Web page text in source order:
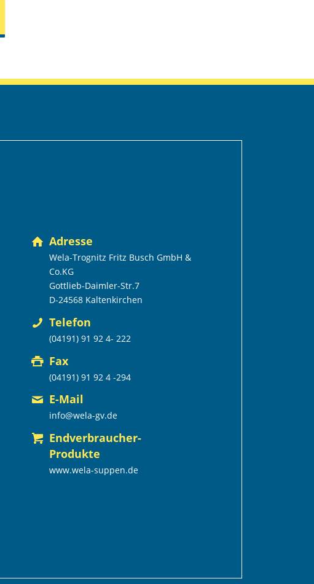
Adresse
Wela-Trognitz Fritz Busch GmbH &
Co.KG
Gottlieb-Daimler-Str.7
D-24568 Kaltenkirchen
Telefon
(04191) 91 92 4- 222
Fax
(04191) 91 92 4 -294
E-Mail
info@wela-gv.de
Endverbraucher-
Produkte
www.wela-suppen.de